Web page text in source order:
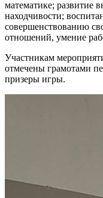
математике; развитие
находчивости;
совершенствованию
отношений, умение
Участникам
отмечены грамотами
призеры игры.